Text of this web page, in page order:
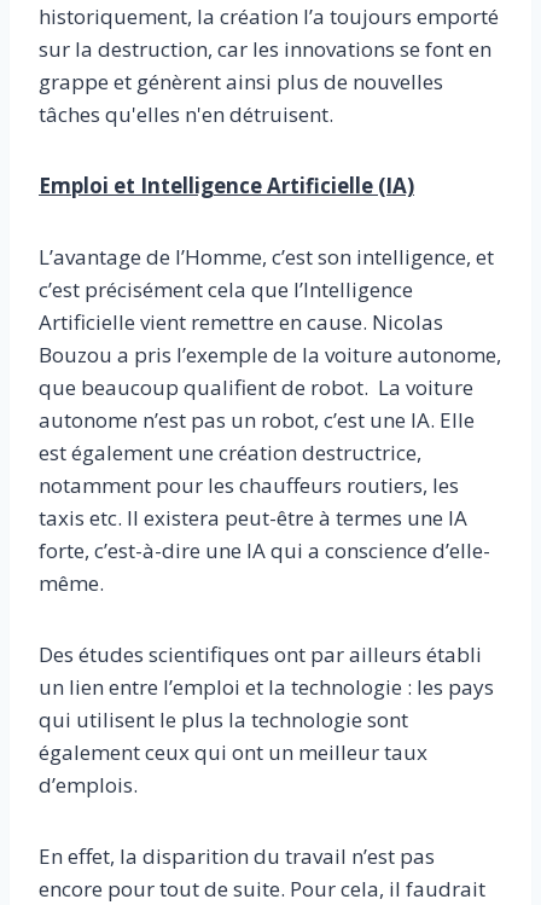
historiquement, la création l’a toujours emporté
sur la destruction, car les innovations se font en
grappe et génèrent ainsi plus de nouvelles
tâches qu'elles n'en détruisent.
Emploi et Intelligence Artificielle (IA)
L’avantage de l’Homme, c’est son intelligence, et
c’est précisément cela que l’Intelligence
Artificielle vient remettre en cause. Nicolas
Bouzou a pris l’exemple de la voiture autonome,
que beaucoup qualifient de robot. La voiture
autonome n’est pas un robot, c’est une IA. Elle
est également une création destructrice,
notamment pour les chauffeurs routiers, les
taxis etc. Il existera peut-être à termes une IA
forte, c’est-à-dire une IA qui a conscience d’elle-
même.
Des études scientifiques ont par ailleurs établi
un lien entre l’emploi et la technologie : les pays
qui utilisent le plus la technologie sont
également ceux qui ont un meilleur taux
d’emplois.
En effet, la disparition du travail n’est pas
encore pour tout de suite. Pour cela, il faudrait